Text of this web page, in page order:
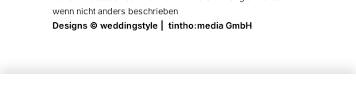
wenn nicht anders beschrieben
Designs © weddingstyle | tintho:media GmbH